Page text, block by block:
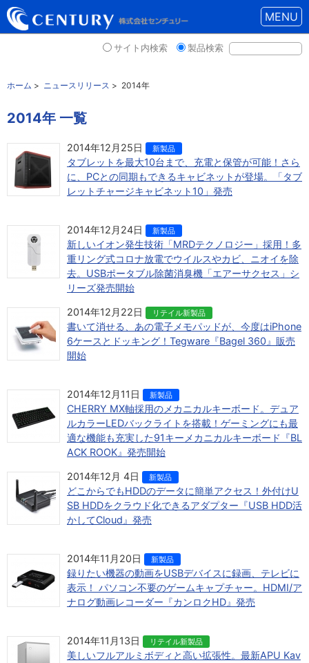
MENU
サイト内検索 製品検索
ホーム > ニュースリリース > 2014年
2014年 一覧
2014年12月25日 新製品
タブレットを最大10台まで、充電と保管が可能！さら
に、PCとの同期もできるキャビネットが登場。「タブ
レットチャージキャビネット10」発売
2014年12月24日 新製品
新しいイオン発生技術「MRDテクノロジー」採用！多
重リング式コロナ放電でウイルスやカビ、ニオイを除
去。USBポータブル除菌消臭機「エアーサクセス」シ
リーズ発売開始
2014年12月22日 リテイル新製品
書いて消せる、あの電子メモパッドが、今度はiPhone
6ケースとドッキング！Tegware『Bagel 360』販売
開始
2014年12月11日 新製品
CHERRY MX軸採用のメカニカルキーボード。デュア
ルカラーLEDバックライトを搭載！ゲーミングにも最
適な機能も充実した91キーメカニカルキーボード『BL
ACK ROOK』発売開始
2014年12月 4日 新製品
どこからでもHDDのデータに簡単アクセス！外付けU
SB HDDをクラウド化できるアダプター『USB HDD活
かしてCloud』発売
2014年11月20日 新製品
録りたい機器の動画をUSBデバイスに録画、テレビに
表示！ パソコン不要のゲームキャプチャー。HDMI/ア
ナログ動画レコーダー『カンロクHD』発売
2014年11月13日 リテイル新製品
美しいフルアルミボディと高い拡張性。最新APU Kav